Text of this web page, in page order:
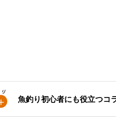
魚釣り初心者にも役立つコ